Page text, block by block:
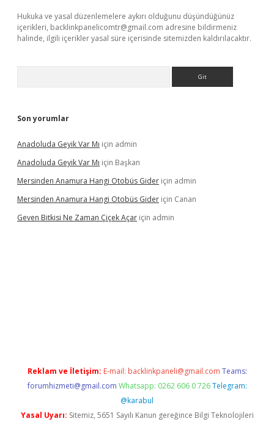
Hukuka ve yasal düzenlemelere aykırı olduğunu düşündüğünüz
içerikleri, backlinkpanelicomtr@gmail.com adresine bildirmeniz
halinde, ilgili içerikler yasal süre içerisinde sitemizden kaldırılacaktır.
Son yorumlar
Anadoluda Geyik Var Mı için admin
Anadoluda Geyik Var Mı için Başkan
Mersinden Anamura Hangi Otobüs Gider için admin
Mersinden Anamura Hangi Otobüs Gider için Canan
Geven Bitkisi Ne Zaman Çiçek Açar için admin
Reklam ve İletişim: E-mail: backlinkpaneli@gmail.com Teams:
forumhizmeti@gmail.com Whatsapp: 0262 606 0 726 Telegram:
@karabul
Yasal Uyarı: Sitemiz, 5651 Sayılı Kanun gereğince Bilgi Teknolojileri